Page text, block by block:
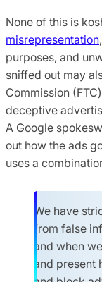
None of this is
misrepresentation
purposes, and
sniffed out may
Commission
deceptive
A Google
out how the ads
uses a
We have
from false
and when
and present